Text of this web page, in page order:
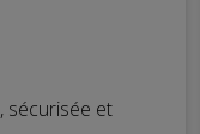
sécurisée et